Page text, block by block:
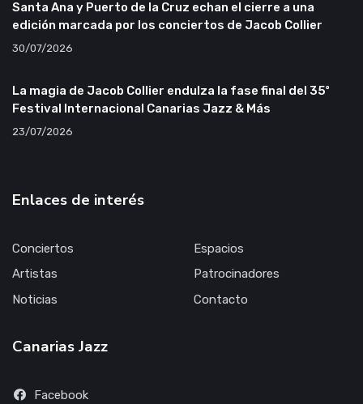
Santa Ana y Puerto de la Cruz echan el cierre a una
edición marcada por los conciertos de Jacob Collier
30/07/2026
La magia de Jacob Collier endulza la fase final del 35º
Festival Internacional Canarias Jazz & Más
23/07/2026
Enlaces de interés
Conciertos
Artistas
Noticias
Espacios
Patrocinadores
Contacto
Canarias Jazz
Facebook